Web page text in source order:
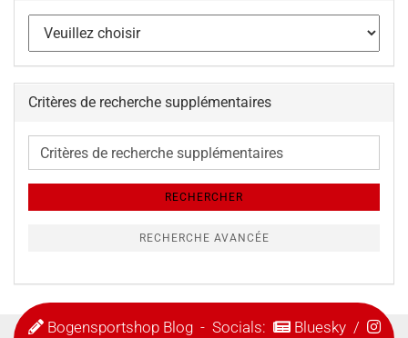
Critères de recherche supplémentaires
Critères
recherche
RECHERCHER
RECHERCHE AVANCÉE
Bogensportshop Blog- Socials: Bluesky/